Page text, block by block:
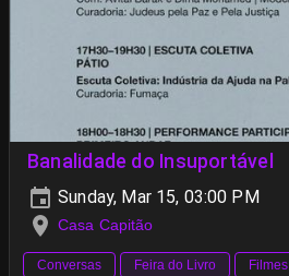
Banalidade do Insuportável
Sunday, Mar 15, 03:00 PM
Casa Capitão
Conversas Feira do Livro Filmes